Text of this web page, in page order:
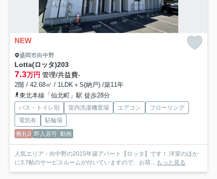
NEW
盛岡市向中野
Lotta(ロッタ)203
7.3万円 管理/共益費-
2階 / 42.68㎡ / 1LDK＋S(納戸) /築11年
東北本線「仙北町」駅 徒歩28分
バス・トイレ別 室内洗濯機置場 エアコン
フローリング
電気有
駐輪場
敷礼0 即入居可 動画
人気エリア・向中野の2015年築アパート【ロッタ】です！ 洋室のほか
に3.7帖のサービスルームが付いていますので、お荷...
もっと見る